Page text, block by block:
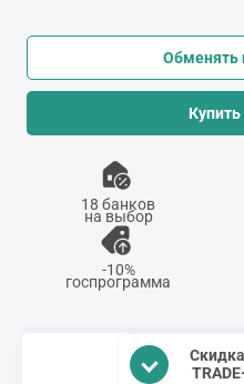
Обменять
18 банков
на выбор
-10%
госпрограмма